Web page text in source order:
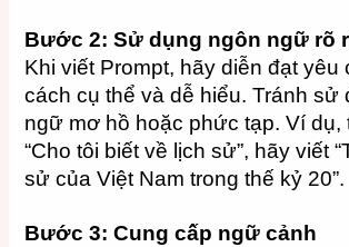
Bước 2: Sử dụng ngôn ngữ rõ
Khi viết Prompt, hãy diễn đạt yêu
cách cụ thể và dễ hiểu. Tránh sử
ngữ mơ hồ hoặc phức tạp. Ví dụ,
“Cho tôi biết về lịch sử”, hãy viết
sử của Việt Nam trong thế kỷ 20”.
Bước 3: Cung cấp ngữ cảnh